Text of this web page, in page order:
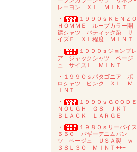
レーヨン ＸＬ ＭＩＮＴ
・
１９９０ｓＫＥＮＺＯ
ＨＯＭＭＥ ループカラー開
襟シャツ バティック染 サ
イズＦ ＸＬ程度 ＭＩＮＴ
・
１９９０ｓジョンブレ
ア ジャックシャツ ベージ
ュ サイズＬ ＭＩＮＴ
・１９９０ｓパタゴニア ポ
ロシャツ ピンク ＸＬ Ｍ
ＩＮＴ
・
１９９０ｓＧＯＯＤＥ
ＮＯＵＧＨ Ｇ８ ＪＫＴ
ＢＬＡＣＫ ＬＡＲＧＥ
・
１９８０ｓリーバイス
５５０ バギーデニムパン
ツ ベージュ ＵＳＡ製 ｗ
３８Ｌ３０ ＭＩＮＴ+++